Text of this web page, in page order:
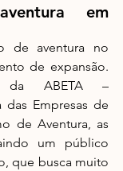
em
de aventura no
de expansão.
da ABETA –
das Empresas de
de Aventura, as
um público
que busca muito